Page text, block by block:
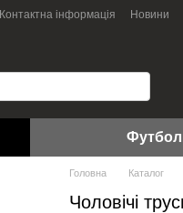
Контактна інформація Новини
Головна Каталог
Чоловічі